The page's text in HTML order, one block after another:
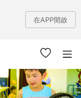
在APP開啟